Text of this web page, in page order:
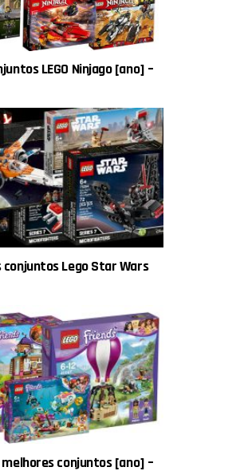
LEGO Ninjago [ano] –
conjuntos Lego Star Wars
melhores conjuntos [ano] –